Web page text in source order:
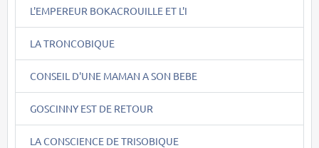
L'EMPEREUR BOKACROUILLE ET L'I
LA TRONCOBIQUE
CONSEIL D'UNE MAMAN A SON BEBE
GOSCINNY EST DE RETOUR
LA CONSCIENCE DE TRISOBIQUE